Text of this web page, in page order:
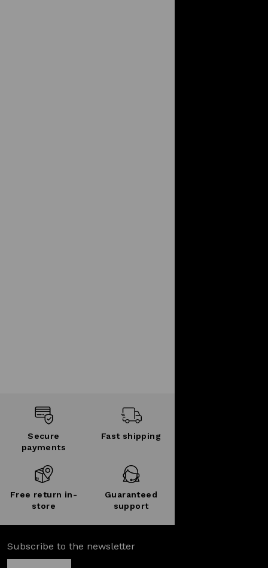
Secure
payments
Fast shipping
Free return in-
store
Guaranteed
support
Subscribe to the newsletter